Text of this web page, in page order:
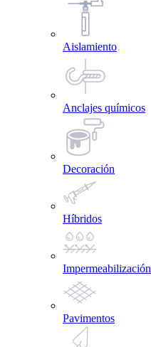
Aislamiento
Anclajes químicos
Decoración
Híbridos
Impermeabilización
Pavimentos